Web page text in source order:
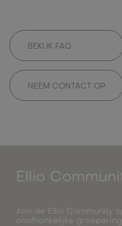
BEKIJK FAQ
NEEM CONTACT OP
Ellio
Join de Ellio Community
onafhankelijke